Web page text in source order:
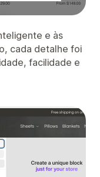
e às
cada detalhe foi
facilidade e